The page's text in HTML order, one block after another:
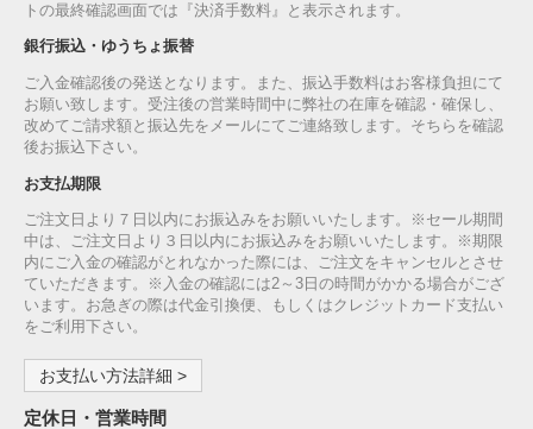
トの最終確認画面では『決済手数料』と表示されます。
銀行振込・ゆうちょ振替
ご入金確認後の発送となります。また、振込手数料はお客様負担にて
お願い致します。受注後の営業時間中に弊社の在庫を確認・確保し、
改めてご請求額と振込先をメールにてご連絡致します。そちらを確認
後お振込下さい。
お支払期限
ご注文日より７日以内にお振込みをお願いいたします。※セール期間
中は、ご注文日より３日以内にお振込みをお願いいたします。※期限
内にご入金の確認がとれなかった際には、ご注文をキャンセルとさせ
ていただきます。※入金の確認には2～3日の時間がかかる場合がござ
います。お急ぎの際は代金引換便、もしくはクレジットカード支払い
をご利用下さい。
お支払い方法詳細 >
定休日・営業時間